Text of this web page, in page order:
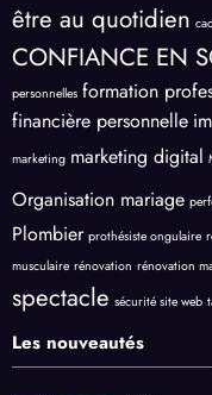
être au quotidien
CONFIANCE EN
personnelles formation
financière personnelle
marketing marketing digital
Organisation mariage
Plombier prothésiste ongulaire
musculaire rénovation rénovation
spectacle sécurité site web
Les nouveautés